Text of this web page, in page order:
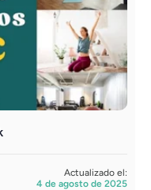
Actualizado el:
4 de agosto de 2025